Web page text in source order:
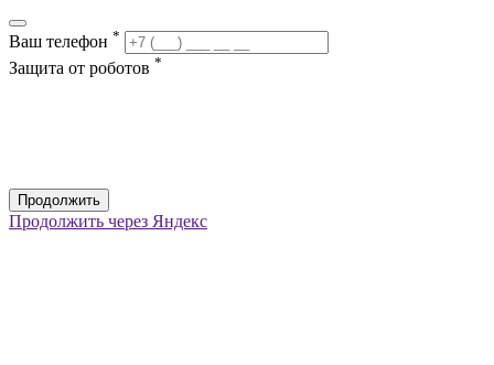
Ваш телефон *
Защита от роботов *
Продолжить
Продолжить через Яндекс